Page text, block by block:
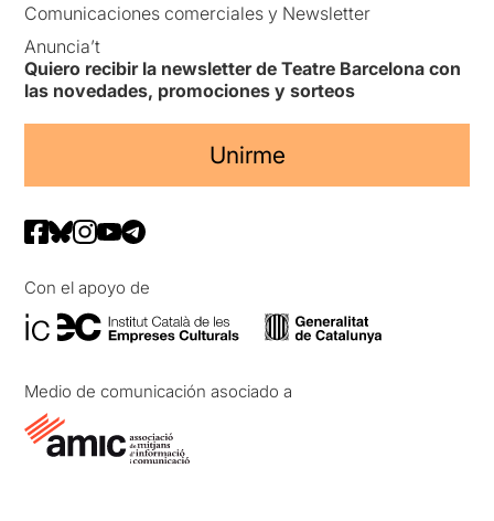
Comunicaciones comerciales y Newsletter
Anuncia’t
Quiero recibir la newsletter de Teatre Barcelona con
las novedades, promociones y sorteos
Unirme
Con el apoyo de
Medio de comunicación asociado a